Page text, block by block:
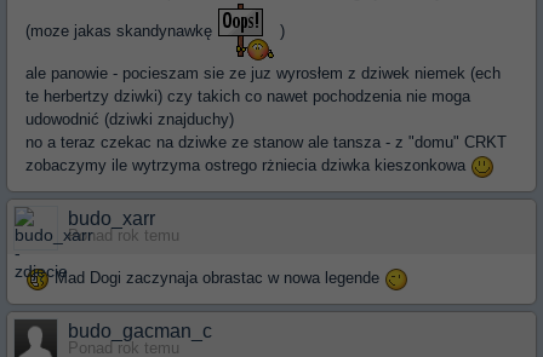
(moze jakas skandynawkę )
ale panowie - pocieszam sie ze juz wyrosłem z dziwek niemek (ech
te herbertzy dziwki) czy takich co nawet pochodzenia nie moga
udowodnić (dziwki znajduchy)
no a teraz czekac na dziwke ze stanow ale tansza - z "domu" CRKT
zobaczymy ile wytrzyma ostrego rżniecia dziwka kieszonkowa
budo_xarr
Ponad rok temu
Mad Dogi zaczynaja obrastac w nowa legende
budo_gacman_c
Ponad rok temu